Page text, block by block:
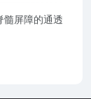
髓屏障的通透